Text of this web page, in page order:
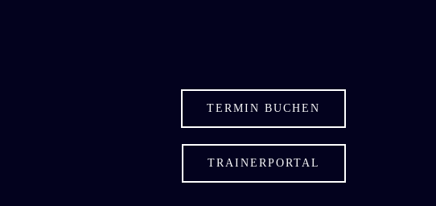
TERMIN BUCHEN
TRAINERPORTAL